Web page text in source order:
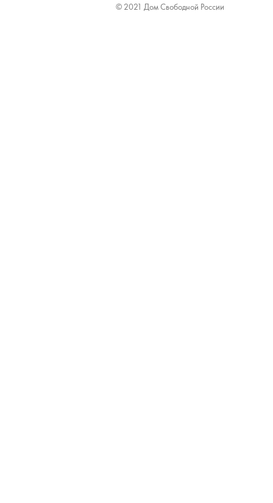
© 2021 Дом Свободной России